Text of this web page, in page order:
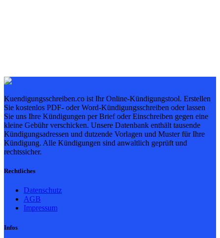
Kuendigungsschreiben.co ist Ihr Online-Kündigungstool. Erstellen
Sie kostenlos PDF- oder Word-Kündigungsschreiben oder lassen
Sie uns Ihre Kündigungen per Brief oder Einschreiben gegen eine
kleine Gebühr verschicken. Unsere Datenbank enthält tausende
Kündigungsadressen und dutzende Vorlagen und Muster für Ihre
Kündigung. Alle Kündigungen sind anwaltlich geprüft und
rechtssicher.
Rechtliches
Datenschutz
AGB
Impressum
Infos